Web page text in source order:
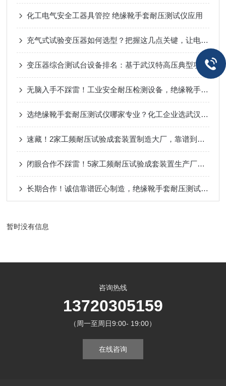
化工电气安全工器具管控 绝缘靴手套耐压测试仪应用
充气式试验变压器如何选型？把握这几点关键，让电力检测更高效可靠
变压器综合测试台设备排名：基于武汉特高压典型项目经验的分析
无脑入手不踩雷！工业安全耐压检测设备，绝缘靴手套耐压试验装置稳定性强
选绝缘靴手套耐压测试仪哪家专业？化工企业选武汉特高压
速藏！2家工频耐压试验成套装置制造大厂，靠谱到不用挑！
闭眼合作不踩雷！5家工频耐压试验成套装置生产厂实测推荐
长期合作！诚信靠谱匠心制造，绝缘靴手套耐压测试仪认准武汉特高压电力科技
暂时没有信息
咨询热线
13720305159
（周一至周日9:00- 19:00）
在线咨询